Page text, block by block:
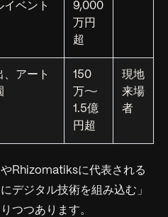
イベント
9,000
万円
超
、アート
150
万〜
1.5億
円超
現地
来場
者
Rhizomatiksに代表される
デジタル技術を組み込む」
つつあります。